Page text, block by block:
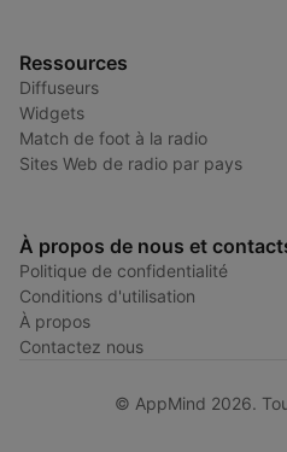
Ressources
Diffuseurs
Widgets
Match de foot à la radio
Sites Web de radio par pays
À propos de nous et
Politique de confidentialité
Conditions d'utilisation
À propos
Contactez nous
© AppMind 2026.